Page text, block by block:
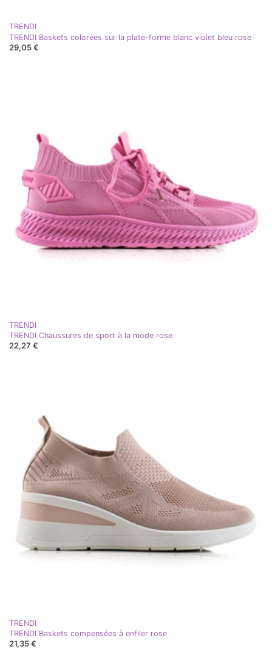
TRENDI
TRENDI Baskets colorées sur la plate-forme blanc violet bleu rose
29,05 €
TRENDI
TRENDI Chaussures de sport à la mode rose
22,27 €
TRENDI
TRENDI Baskets compensées à enfiler rose
21,35 €